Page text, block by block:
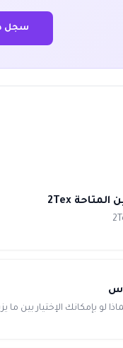
سجل
بين ما يزيد عن ١٤٠٠ تيشيرت من